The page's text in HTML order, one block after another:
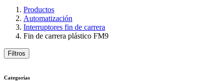
Productos
Automatización
Interruptores fin de carrera
Fin de carrera plástico FM9
Filtros
Categorías